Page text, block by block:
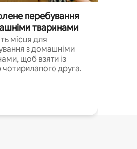
перебування
тваринами
місця для
з домашніми
щоб взяти із
друга.